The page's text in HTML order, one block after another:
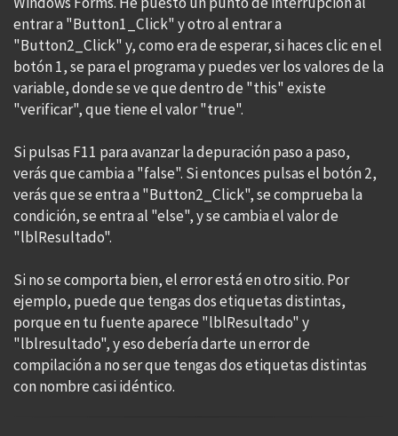
entrar a "Button1_Click" y otro al entrar a
"Button2_Click" y, como era de esperar, si haces clic en el
botón 1, se para el programa y puedes ver los valores de la
variable, donde se ve que dentro de "this" existe
"verificar", que tiene el valor "true".
Si pulsas F11 para avanzar la depuración paso a paso,
verás que cambia a "false". Si entonces pulsas el botón 2,
verás que se entra a "Button2_Click", se comprueba la
condición, se entra al "else", y se cambia el valor de
"lblResultado".
Si no se comporta bien, el error está en otro sitio. Por
ejemplo, puede que tengas dos etiquetas distintas,
porque en tu fuente aparece "lblResultado" y
"lblresultado", y eso debería darte un error de
compilación a no ser que tengas dos etiquetas distintas
con nombre casi idéntico.